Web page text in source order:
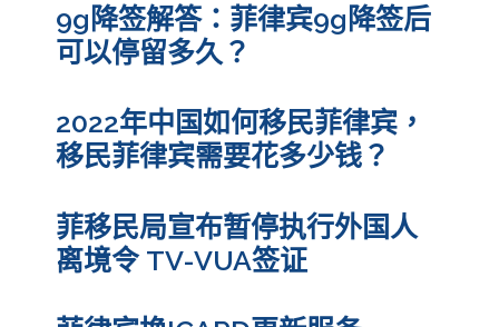
9g降签解答：菲律宾9g降签后
可以停留多久？
2022年中国如何移民菲律宾，
移民菲律宾需要花多少钱？
菲移民局宣布暂停执行外国人
离境令 TV-VUA签证